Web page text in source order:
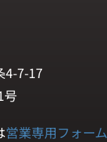
4-7-17
号
営業専用フォーム